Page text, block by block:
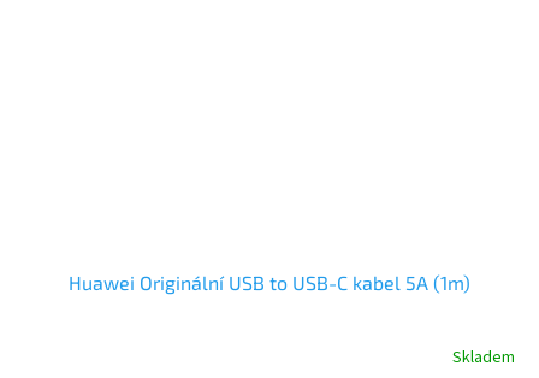
Huawei Originální USB to USB-C kabel 5A (1m)
Skladem